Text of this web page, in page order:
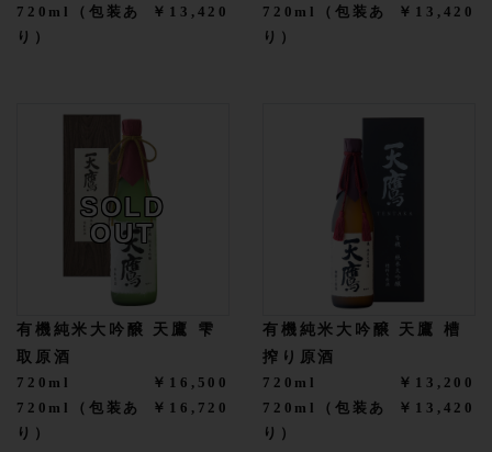
720ml（包装あ
り）
￥13,420
720ml（包装あ
り）
￥13,420
SOLD
OUT
有機純米大吟醸 天鷹 雫
取原酒
720ml
￥16,500
720ml（包装あ
り）
￥16,720
有機純米大吟醸 天鷹 槽
搾り原酒
720ml
￥13,200
720ml（包装あ
り）
￥13,420